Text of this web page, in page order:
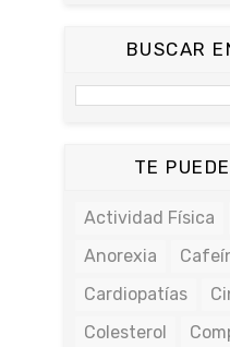
BUSCAR
TE
Actividad Física
Anorexia
Cardiopatías
Colesterol